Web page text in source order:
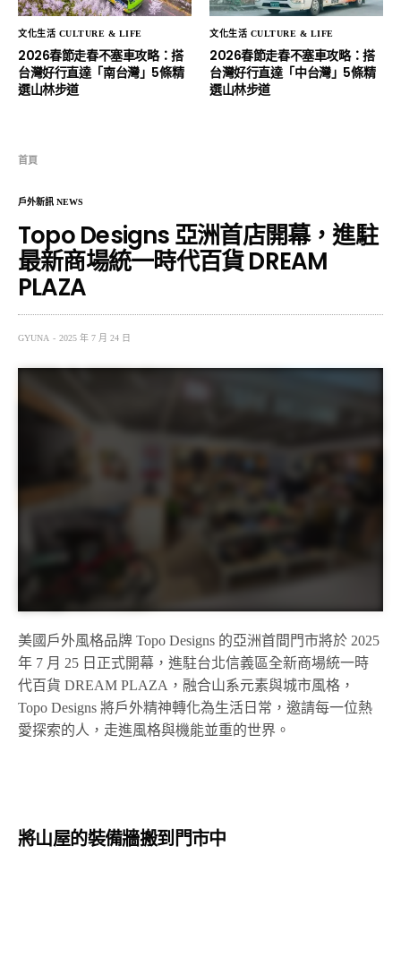
文化生活 CULTURE & LIFE
2026春節走春不塞車攻略：搭
台灣好行直達「南台灣」5條精
選山林步道
文化生活 CULTURE & LIFE
2026春節走春不塞車攻略：搭
台灣好行直達「中台灣」5條精
選山林步道
首頁
戶外新訊 NEWS
Topo Designs 亞洲首店開幕，進駐
最新商場統一時代百貨 DREAM
PLAZA
GYUNA 2025 年 7 月 24 日
美國戶外風格品牌 Topo Designs 的亞洲首間門市將於 2025
年 7 月 25 日正式開幕，進駐台北信義區全新商場統一時
代百貨 DREAM PLAZA，融合山系元素與城市風格，
Topo Designs 將戶外精神轉化為生活日常，邀請每一位熱
愛探索的人，走進風格與機能並重的世界。
將山屋的裝備牆搬到門市中